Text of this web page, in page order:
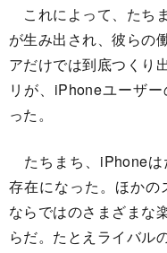
これによって、たち
が生み出され、彼らの
アだけでは到底つくり
リが、iPhoneユーザ
った。
たちまち、iPhoneは
存在になった。ほか
ならではのさまざまな
らだ。たとえライバル